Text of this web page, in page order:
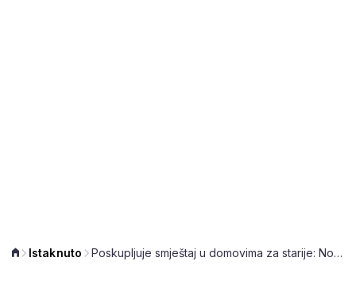
Istaknuto Poskupljuje smještaj u domovima za starije: Novi cjenik čeka nas još ove godine